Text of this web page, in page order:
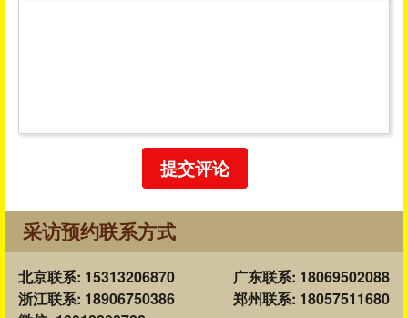
提交评论
采访预约联系方式
北京联系: 15313206870
广东联系: 18069502088
浙江联系: 18906750386
郑州联系: 18057511680